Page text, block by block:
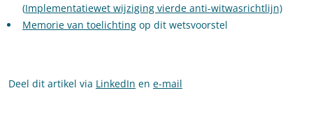
(Implementatiewet wijziging vierde anti-witwasrichtlijn)
Memorie van toelichting op dit wetsvoorstel
Deel dit artikel via LinkedIn en e-mail